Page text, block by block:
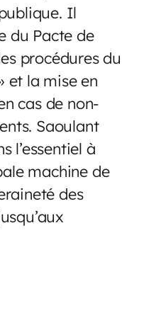
Il
du Pacte de
procédures du
et la mise en
cas de non-
Saoulant
l’essentiel à
machine de
des